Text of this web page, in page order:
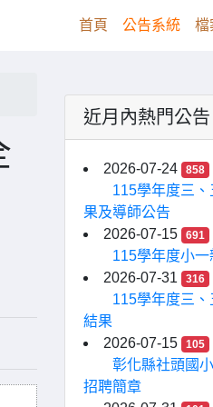
首頁 (current)
公告系統 檔
近月內熱門公告
2026-07-24 858
115學年度三
果及導師公告
2026-07-15
691
115學年度小
2026-07-31
316
115學年度三
結果
2026-07-15
105
彰化縣社頭國
招聘簡章